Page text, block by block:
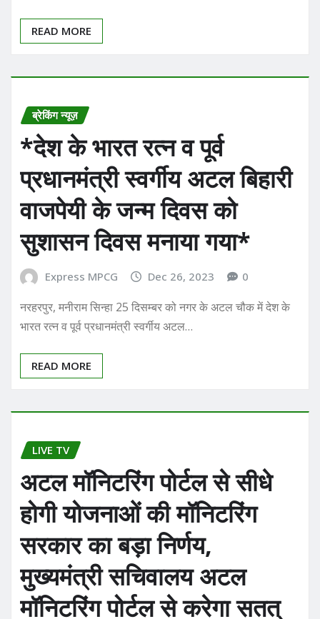
READ MORE
ब्रेकिंग न्यूज़
*देश के भारत रत्न व पूर्व
प्रधानमंत्री स्वर्गीय अटल बिहारी
वाजपेयी के जन्म दिवस को
सुशासन दिवस मनाया गया*
Express MPCG Dec 26, 2023 0
नरहरपुर, मनीराम सिन्हा 25 दिसम्बर को नगर के अटल चौक में देश के
भारत रत्न व पूर्व प्रधानमंत्री स्वर्गीय अटल…
READ MORE
LIVE TV
अटल मॉनिटरिंग पोर्टल से सीधे
होगी योजनाओं की मॉनिटरिंग
सरकार का बड़ा निर्णय,
मुख्यमंत्री सचिवालय अटल
मॉनिटरिंग पोर्टल से करेगा सतत्